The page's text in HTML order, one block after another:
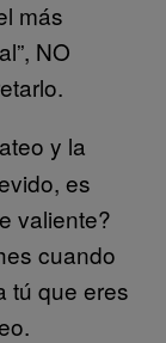
más
NO
y la
es
valiente?
cuando
tú que eres